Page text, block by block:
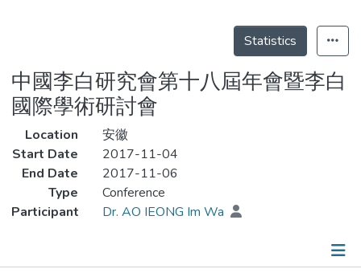
Theses
Statistics
中國李白研究會第十八屆年會暨李白
國際學術研討會
Location
安徽
Start Date
2017-11-04
End Date
2017-11-06
Type
Conference
Participant
Dr. AO IEONG Im Wa